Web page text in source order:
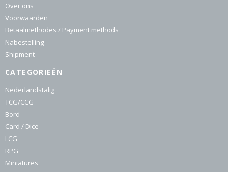
Over ons
Voorwaarden
Betaalmethodes / Payment methods
Nabestelling
Shipment
CATEGORIEËN
Nederlandstalig
TCG/CCG
Bord
Card / Dice
LCG
RPG
Miniatures